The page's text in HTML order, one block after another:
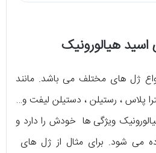
اسید هیالورونیک
ژل های مختلف می باشد. مانند
پلاس ، رستیلن ، دستیلن لیفت و…
ویژگی ها خودش را دارد و
می شود. برای مثال از ژل های